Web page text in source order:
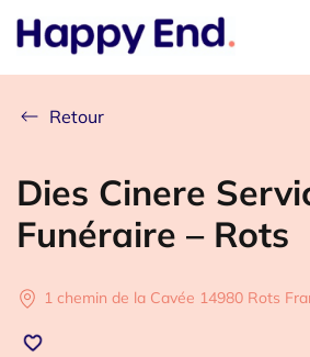
Retour
Dies Cinere
Funéraire – Rots
1 chemin de la Cavée 14980 Rots